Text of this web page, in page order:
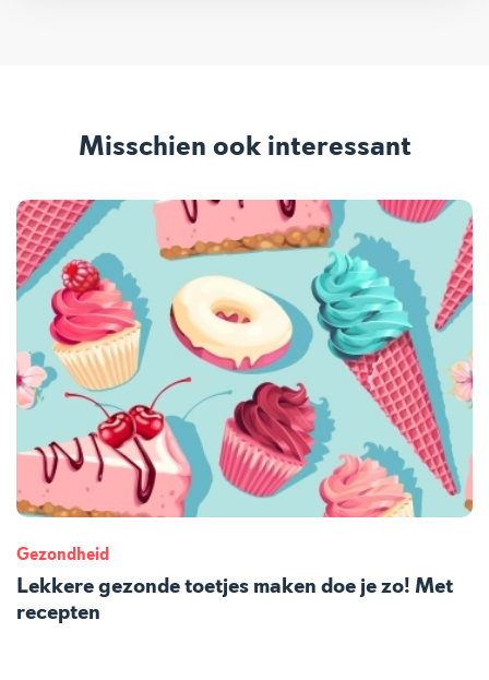
Misschien ook interessant
Gezondheid
Lekkere gezonde toetjes maken doe je zo! Met
recepten